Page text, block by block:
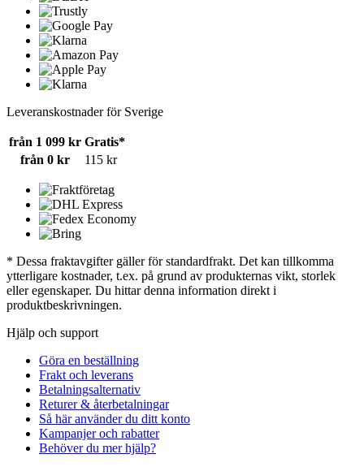
Leveranskostnader för Sverige
från 1 099 kr Gratis*
från 0 kr
115 kr
* Dessa fraktavgifter gäller för standardfrakt. Det kan tillkomma
ytterligare kostnader, t.ex. på grund av produkternas vikt, storlek
eller egenskaper. Du hittar denna information direkt i
produktbeskrivningen.
Hjälp och support
Göra en beställning
Frakt och leverans
Betalningsalternativ
Returer & återbetalningar
Så här använder du ditt konto
Kampanjer och rabatter
Behöver du mer hjälp?